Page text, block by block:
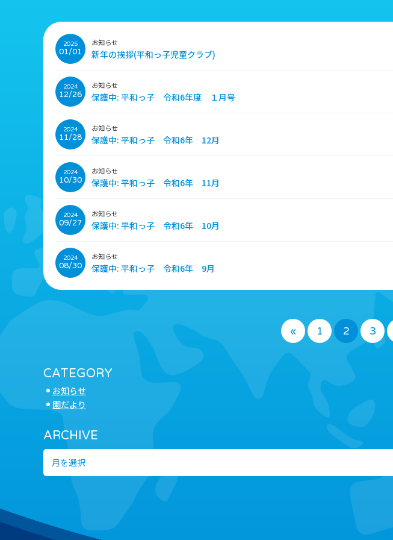
CATEGORY
お知らせ
園だより
ARCHIVE
2025
01/01
お知らせ
新年の挨拶(平和っ子児童クラブ)
2024
12/26
お知らせ
保護中: 平和っ子 令和6年度 １月号
2024
11/28
お知らせ
保護中: 平和っ子 令和6年 12月
2024
10/30
お知らせ
保護中: 平和っ子 令和6年 11月
2024
09/27
お知らせ
保護中: 平和っ子 令和6年 10月
2024
08/30
お知らせ
保護中: 平和っ子 令和6年 9月
« 1 2 3